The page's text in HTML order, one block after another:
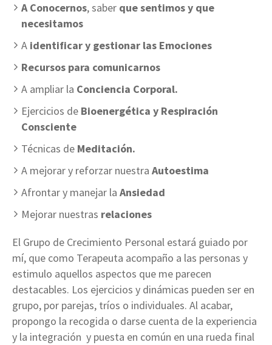
A Conocernos, saber que sentimos y que
necesitamos
A identificar y gestionar las Emociones
Recursos para comunicarnos
A ampliar la Conciencia Corporal.
Ejercicios de Bioenergética y Respiración
Consciente
Técnicas de Meditación.
A mejorar y reforzar nuestraAutoestima
Afrontar y manejar laAnsiedad
Mejorar nuestras relaciones
El Grupo de Crecimiento Personal estará guiado por
mí, que como Terapeuta acompaño a las personas y
estimulo aquellos aspectos que me parecen
destacables. Los ejercicios y dinámicas pueden ser en
grupo, por parejas, tríos o individuales. Al acabar,
propongo la recogida o darse cuenta de la experiencia
y la integración y puesta en común en una rueda final